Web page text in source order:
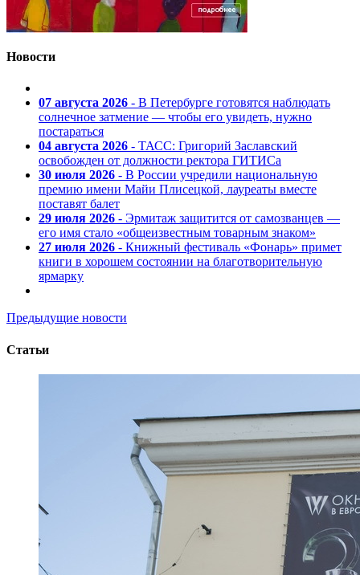
Новости
07 августа 2026 - В Петербурге готовятся наблюдать
солнечное затмение — чтобы его увидеть, нужно
постараться
04 августа 2026 - ТАСС: Григорий Заславский
освобожден от должности ректора ГИТИСа
30 июля 2026 - В России учредили национальную
премию имени Майи Плисецкой, лауреаты вместе
поставят балет
29 июля 2026 - Эрмитаж защитится от самозванцев —
его имя стало «общеизвестным товарным знаком»
27 июля 2026 - Книжный фестиваль «Фонарь» примет
книги в хорошем состоянии на благотворительную
ярмарку
Предыдущие новости
Статьи